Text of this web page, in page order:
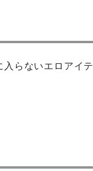
らないエロアイテ